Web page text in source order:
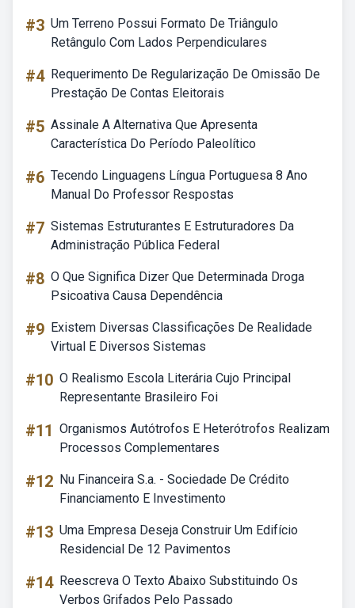
#3 Um Terreno Possui Formato De Triângulo
Retângulo Com Lados Perpendiculares
#4 Requerimento De Regularização De Omissão De
Prestação De Contas Eleitorais
#5 Assinale A Alternativa Que Apresenta
Característica Do Período Paleolítico
#6 Tecendo Linguagens Língua Portuguesa 8 Ano
Manual Do Professor Respostas
#7 Sistemas Estruturantes E Estruturadores Da
Administração Pública Federal
#8 O Que Significa Dizer Que Determinada Droga
Psicoativa Causa Dependência
#9 Existem Diversas Classificações De Realidade
Virtual E Diversos Sistemas
#10 O Realismo Escola Literária Cujo Principal
Representante Brasileiro Foi
#11 Organismos Autótrofos E Heterótrofos Realizam
Processos Complementares
#12 Nu Financeira S.a. - Sociedade De Crédito
Financiamento E Investimento
#13 Uma Empresa Deseja Construir Um Edifício
Residencial De 12 Pavimentos
#14 Reescreva O Texto Abaixo Substituindo Os
Verbos Grifados Pelo Passado